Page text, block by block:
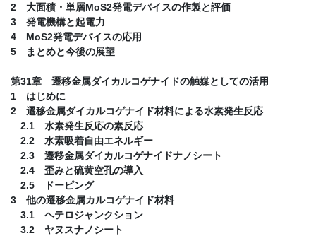
2 大面積・単層MoS2発電デバイスの作製と評価
3 発電機構と起電力
4 MoS2発電デバイスの応用
5 まとめと今後の展望
第31章 遷移金属ダイカルコゲナイドの触媒としての活用
1 はじめに
2 遷移金属ダイカルコゲナイド材料による水素発生反応
2.1 水素発生反応の素反応
2.2 水素吸着自由エネルギー
2.3 遷移金属ダイカルコゲナイドナノシート
2.4 歪みと硫黄空孔の導入
2.5 ドーピング
3 他の遷移金属カルコゲナイド材料
3.1 ヘテロジャンクション
3.2 ヤヌスナノシート